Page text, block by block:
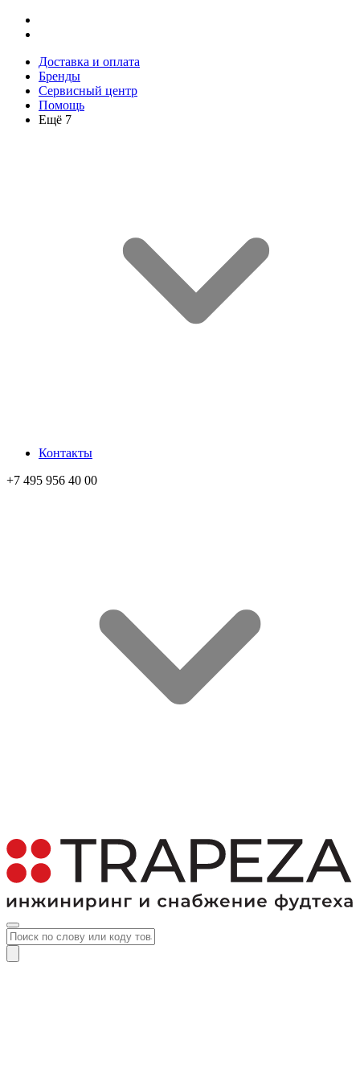
Доставка и оплата
Бренды
Сервисный центр
Помощь
Ещё 7
Контакты
+7 495 956 40 00